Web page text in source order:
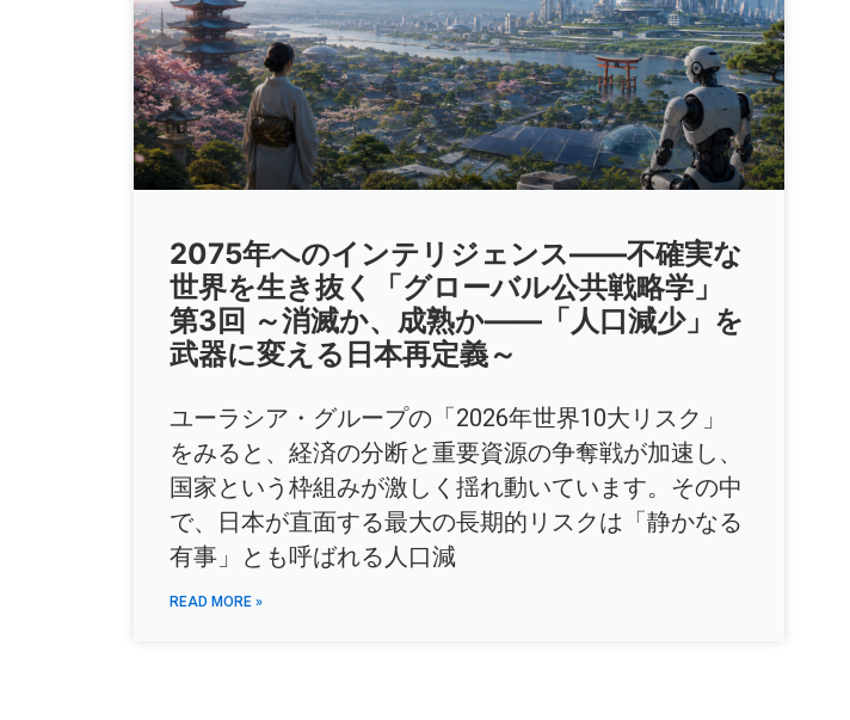
2075年へのインテリジェンス――不確実な
世界を生き抜く「グローバル公共戦略学」
第3回 ～消滅か、成熟か――「人口減少」を
武器に変える日本再定義～
ユーラシア・グループの「2026年世界10大リスク」
をみると、経済の分断と重要資源の争奪戦が加速し、
国家という枠組みが激しく揺れ動いています。その中
で、日本が直面する最大の長期的リスクは「静かなる
有事」とも呼ばれる人口減
READ MORE »